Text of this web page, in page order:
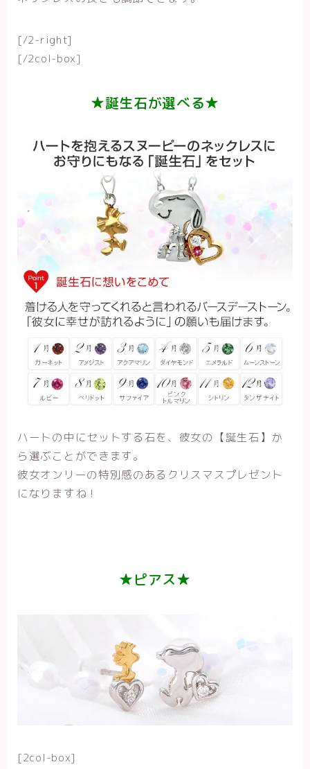
[/2-right]
[/2col-box]
★誕生石が選べる★
ハートの中にセットする石を、彼女の【誕生石】か
ら選ぶことができます。
彼女オンリーの特別感のあるクリスマスプレゼント
になりますね！
★ピアス★
[2col-box]